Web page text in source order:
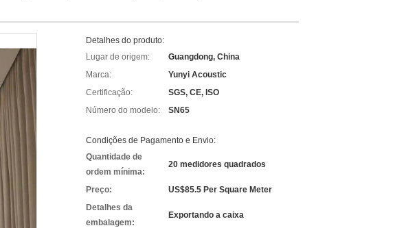
Detalhes do produto:
Lugar de origem:
Guangdong, China
Marca:
Yunyi Acoustic
Certificação:
SGS, CE, ISO
Número do modelo:
SN65
Condições de Pagamento e Envio:
Quantidade de
ordem mínima:
20 medidores quadrados
Preço:
US$85.5 Per Square Meter
Detalhes da
embalagem:
Exportando a caixa